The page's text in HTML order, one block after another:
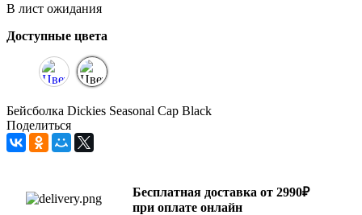
В лист ожидания
Доступные цвета
Бейсболка Dickies Seasonal Cap Black
Поделиться
Бесплатная доставка от 2990₽
при оплате онлайн